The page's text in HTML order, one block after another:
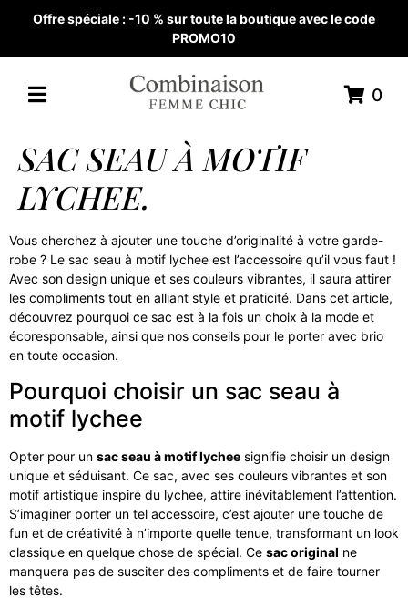
Offre spéciale : -10 % sur toute la boutique avec le code
PROMO10
0
SAC SEAU À MOTIF
LYCHEE.
Vous cherchez à ajouter une touche d’originalité à votre garde-
robe ? Le sac seau à motif lychee est l’accessoire qu’il vous faut !
Avec son design unique et ses couleurs vibrantes, il saura attirer
les compliments tout en alliant style et praticité. Dans cet article,
découvrez pourquoi ce sac est à la fois un choix à la mode et
écoresponsable, ainsi que nos conseils pour le porter avec brio
en toute occasion.
Pourquoi choisir un sac seau à
motif lychee
Opter pour un sac seau à motif lychee signifie choisir un design
unique et séduisant. Ce sac, avec ses couleurs vibrantes et son
motif artistique inspiré du lychee, attire inévitablement l’attention.
S’imaginer porter un tel accessoire, c’est ajouter une touche de
fun et de créativité à n’importe quelle tenue, transformant un look
classique en quelque chose de spécial. Ce sac original ne
manquera pas de susciter des compliments et de faire tourner
les têtes.